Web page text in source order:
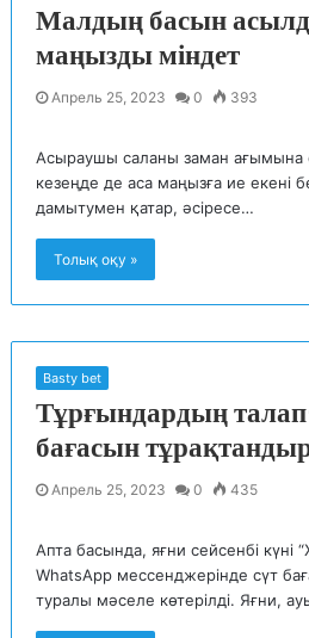
Малдың басын
маңызды міндет
Апрель 25, 2023 0 393
Асыраушы саланы заман ағымына
кезеңде де аса маңызға ие екені
дамытумен қатар, әсіресе…
Толық оқу »
Basty bet
Тұрғындардың талап-
бағасын
Апрель 25, 2023 0 435
Апта басында, яғни сейсенбі
WhatsApp мессенджерінде сүт
туралы мәселе көтерілді. Яғни,